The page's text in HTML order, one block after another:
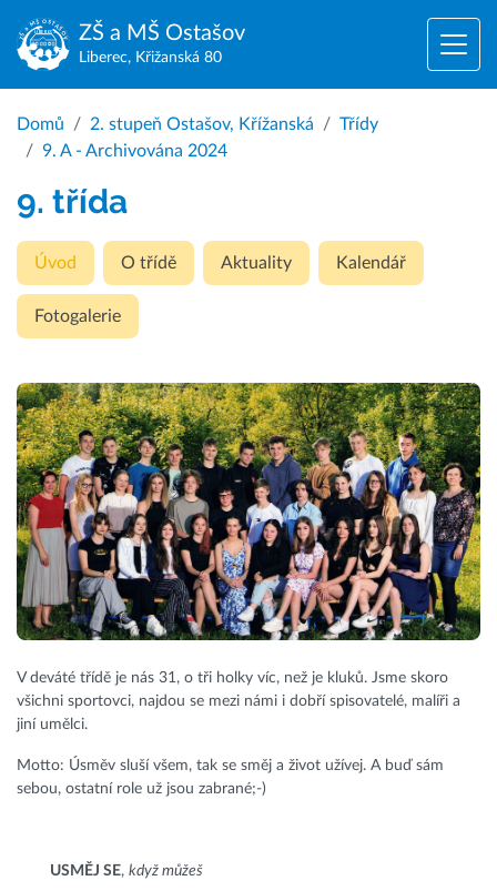
ZŠ a MŠ Ostašov
Liberec, Křižanská 80
Domů 2. stupeň Ostašov, Křížanská
Třídy
9. A - Archivována 2024
9. třída
Úvod O třídě Aktuality Kalendář
Fotogalerie
V deváté třídě je nás 31, o tři holky víc, než je kluků. Jsme skoro
všichni sportovci, najdou se mezi námi i dobří spisovatelé, malíři a
jiní umělci.
Motto: Úsměv sluší všem, tak se směj a život užívej. A buď sám
sebou, ostatní role už jsou zabrané;-)
USMĚJ SE, když můžeš